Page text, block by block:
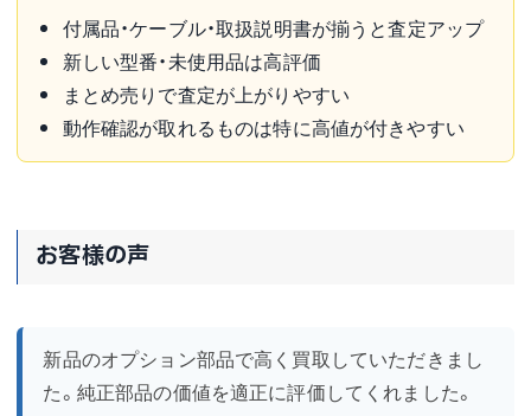
付属品・ケーブル・取扱説明書が揃うと査定アップ
新しい型番・未使用品は高評価
まとめ売りで査定が上がりやすい
動作確認が取れるものは特に高値が付きやすい
お客様の声
新品のオプション部品で高く買取していただきまし
た。純正部品の価値を適正に評価してくれました。